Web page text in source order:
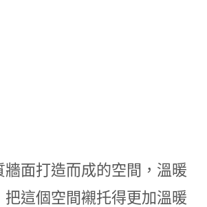
牆面打造而成的空間，溫暖
把這個空間襯托得更加溫暖